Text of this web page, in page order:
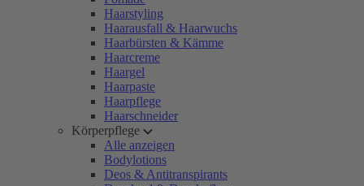
Haarstyling
Haarausfall & Haarwuchs
Haarbürsten & Kämme
Haarcreme
Haargel
Haarpaste
Haarpflege
Haarschneider
Körperpflege
Alle anzeigen
Bodylotions
Deos & Antitranspirants